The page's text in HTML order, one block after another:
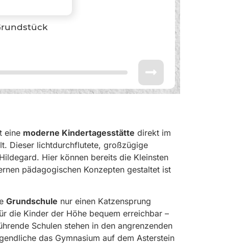
eine moderne Kindertagesstätte direkt im
Dieser lichtdurchflutete, großzügige
Hier können bereits die Kleinsten
pädagogischen Konzepten gestaltet ist
Grundschule nur einen Katzensprung
die Kinder der Höhe bequem erreichbar –
Schulen stehen in den angrenzenden
das Gymnasium auf dem Asterstein